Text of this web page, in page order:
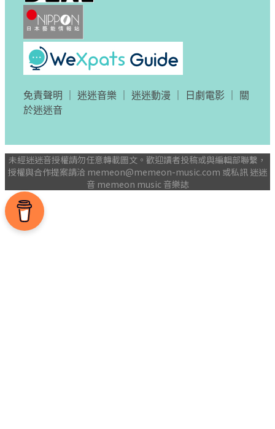
免責聲明 迷迷音樂 迷迷動漫 日劇電影
關
於迷迷音
未經迷迷音授權請勿任意轉載圖文。歡迎讀者投稿或與編輯部聯繫，
授權與合作提案請洽 memeon@memeon-music.com 或私訊 迷迷
音 memeon music 音樂誌